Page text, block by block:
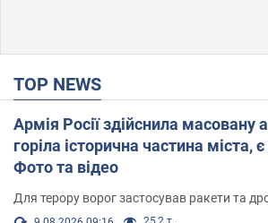
TOP NEWS
Армія Росії здійснила масовану
горіла історична частина міста,
Фото та відео
Для терору ворог застосував ракети та